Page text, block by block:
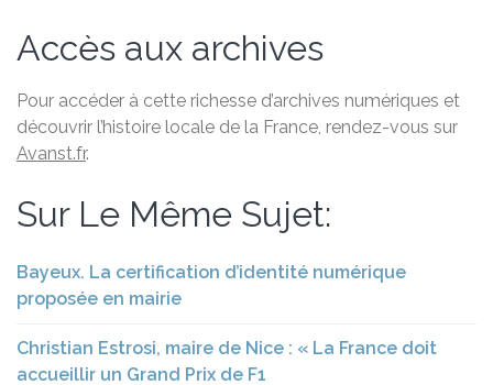
Accès aux archives
Pour accéder à cette richesse d’archives numériques et
découvrir l’histoire locale de la France, rendez-vous sur
Avanst.fr.
Sur Le Même Sujet:
Bayeux. La certification d’identité numérique
proposée en mairie
Christian Estrosi, maire de Nice : « La France doit
accueillir un Grand Prix de F1